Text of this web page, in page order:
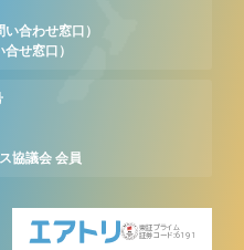
い合わせ窓口）
合せ窓口）
協議会 会員
東証プライム
証券コード:6191